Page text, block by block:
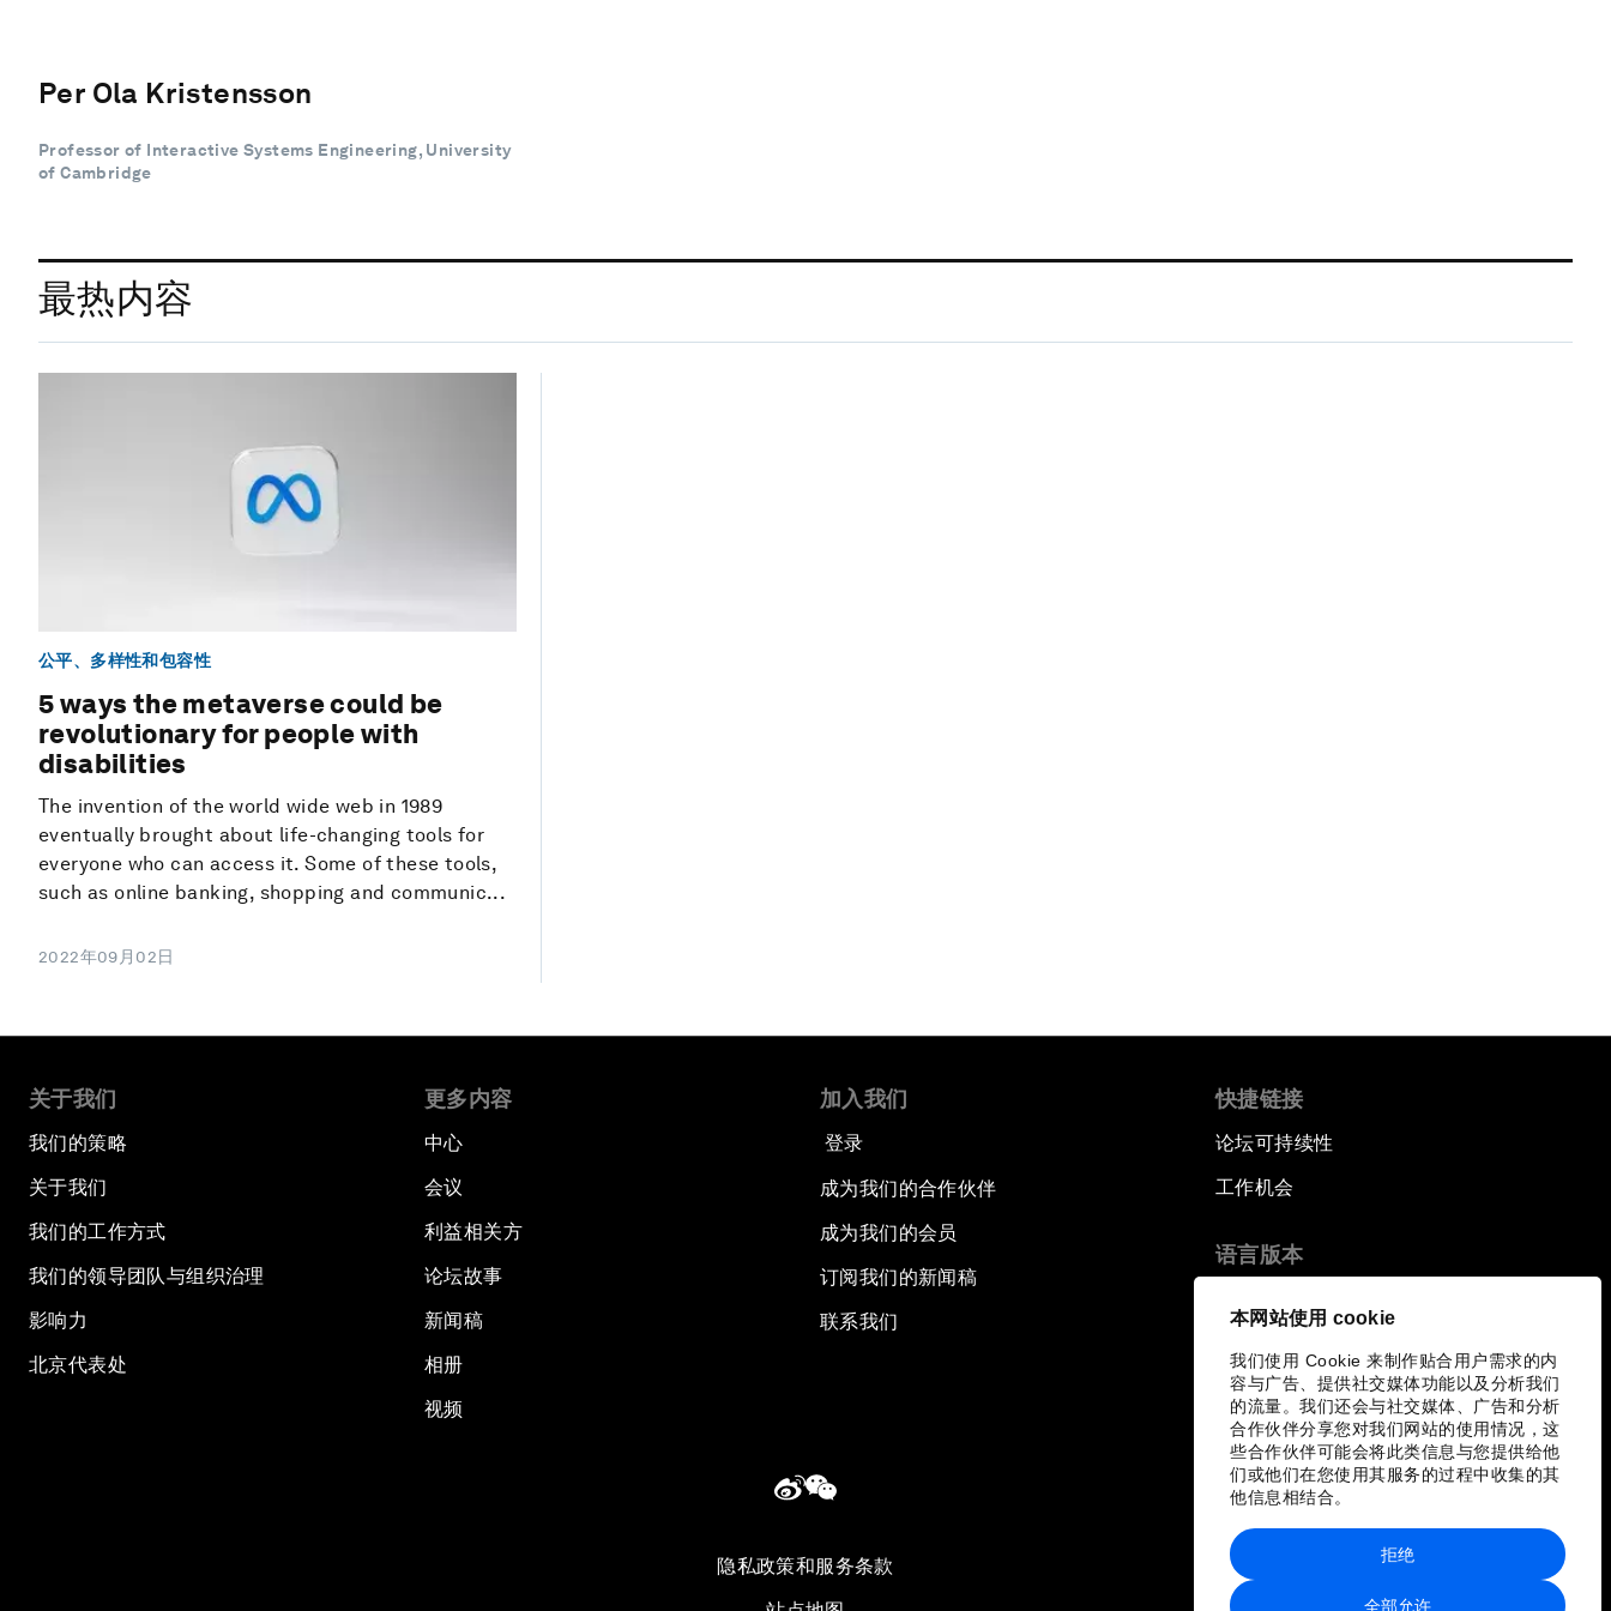
本网站使用 cookie
我们使用 Cookie 来制作贴合用户需求的内
容与广告、提供社交媒体功能以及分析我们
的流量。我们还会与社交媒体、广告和分析
合作伙伴分享您对我们网站的使用情况，这
些合作伙伴可能会将此类信息与您提供给他
们或他们在您使用其服务的过程中收集的其
他信息相结合。
全部允许
拒绝
Per Ola Kristensson
Professor of Interactive Systems Engineering, University
of Cambridge
最热内容
公平、多样性和包容性
5 ways the metaverse could be
revolutionary for people with
disabilities
The invention of the world wide web in 1989
eventually brought about life-changing tools for
everyone who can access it. Some of these tools,
such as online banking, shopping and communic...
2022年09月02日
关于我们
我们的策略
关于我们
我们的工作方式
我们的领导团队与组织治理
影响力
北京代表处
更多内容
中心
会议
利益相关方
论坛故事
新闻稿
相册
视频
加入我们
登录
成为我们的合作伙伴
成为我们的会员
订阅我们的新闻稿
联系我们
快捷链接
论坛可持续性
工作机会
语言版本
隐私政策和服务条款